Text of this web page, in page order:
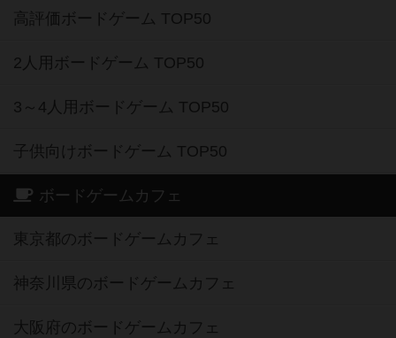
高評価ボードゲーム TOP50
2人用ボードゲーム TOP50
3～4人用ボードゲーム TOP50
子供向けボードゲーム TOP50
ボードゲームカフェ
東京都のボードゲームカフェ
神奈川県のボードゲームカフェ
大阪府のボードゲームカフェ